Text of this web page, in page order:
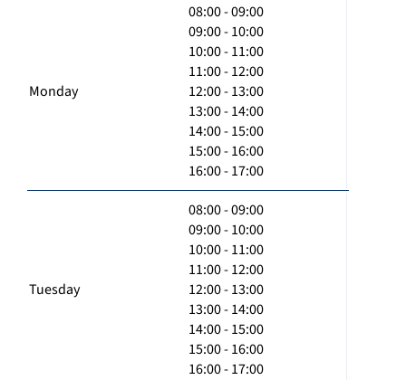
Monday
08:00 - 09:00
09:00 - 10:00
10:00 - 11:00
11:00 - 12:00
12:00 - 13:00
13:00 - 14:00
14:00 - 15:00
15:00 - 16:00
16:00 - 17:00
Tuesday
08:00 - 09:00
09:00 - 10:00
10:00 - 11:00
11:00 - 12:00
12:00 - 13:00
13:00 - 14:00
14:00 - 15:00
15:00 - 16:00
16:00 - 17:00